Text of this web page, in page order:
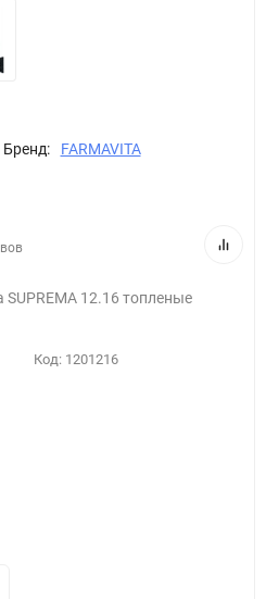
Бренд: FARMAVITA
12.16 топленые
Код: 1201216